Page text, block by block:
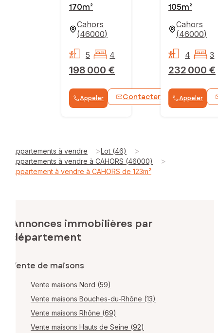
170m²
Cahors
(46000)
198 000 €
5 4
Appeler Contacter WhatsApp
105m²
Cahors
(46000)
232 000 €
4 3
Appeler
Appartements à vendre >Lot (46) >
Appartements à vendre à CAHORS (46000) >
Appartement à vendre à CAHORS de 123m²
Annonces immobilières par
département
Vente de maisons
Vente maisons Nord (59)
Vente maisons Bouches-du-Rhône (13)
Vente maisons Rhône (69)
Vente maisons Hauts de Seine (92)